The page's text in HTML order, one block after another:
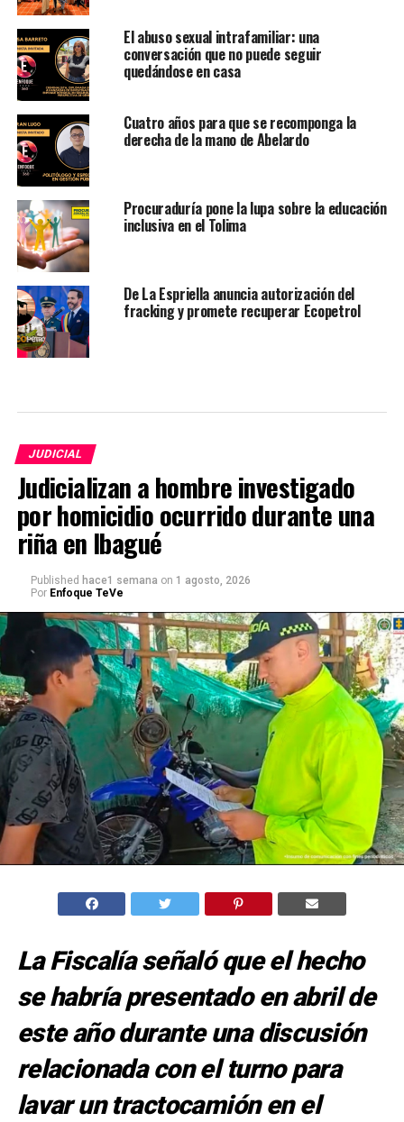
El abuso sexual intrafamiliar: una
conversación que no puede seguir
quedándose en casa
Cuatro años para que se recomponga la
derecha de la mano de Abelardo
Procuraduría pone la lupa sobre la educación
inclusiva en el Tolima
De La Espriella anuncia autorización del
fracking y promete recuperar Ecopetrol
JUDICIAL
Judicializan a hombre investigado
por homicidio ocurrido durante una
riña en Ibagué
Published hace1 semana on 1 agosto, 2026
Por Enfoque TeVe
La Fiscalía señaló que el hecho
se habría presentado en abril de
este año durante una discusión
relacionada con el turno para
lavar un tractocamión en el